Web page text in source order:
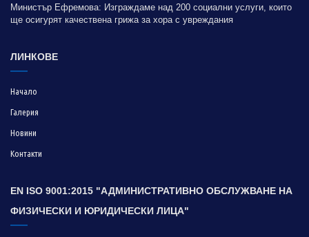
Министър Ефремова: Изграждаме над 200 социални услуги, които
ще осигурят качествена грижа за хора с увреждания
ЛИНКОВЕ
Начало
Галерия
Новини
Контакти
EN ISO 9001:2015 "АДМИНИСТРАТИВНО ОБСЛУЖВАНЕ НА
ФИЗИЧЕСКИ И ЮРИДИЧЕСКИ ЛИЦА"